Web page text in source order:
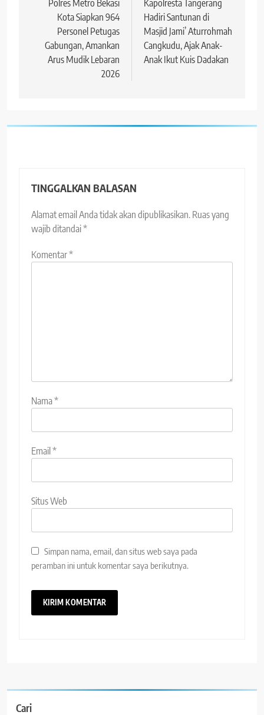
posPolres Metro Bekasi
Kota Siapkan 964
Personel Petugas
Gabungan, Amankan
Arus Mudik Lebaran
2026
Kapolresta Tangerang
Hadiri Santunan di
Masjid Jami’ Aturrohmah
Cangkudu, Ajak Anak-
Anak Ikut Kuis Dadakan
TINGGALKAN BALASAN
Alamat email Anda tidak akan dipublikasikan. Ruas yang
wajib ditandai*
Komentar*
Nama*
Email*
Situs Web
Simpan nama, email, dan situs web saya pada
peramban ini untuk komentar saya berikutnya.
Cari